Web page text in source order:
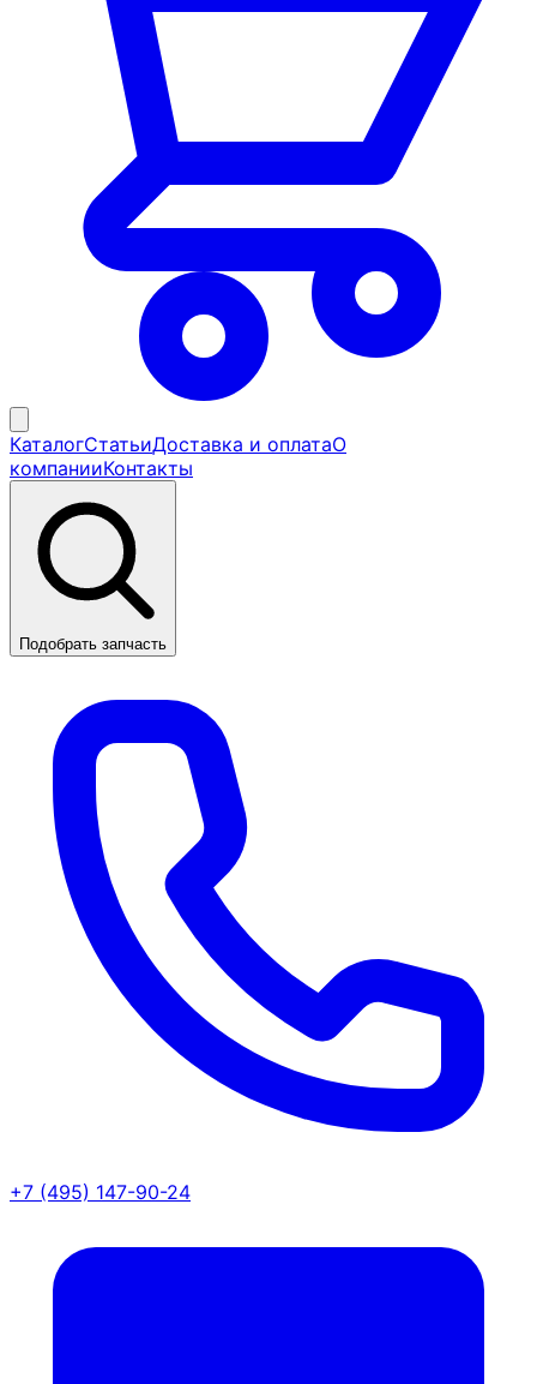
КаталогСтатьиДоставка и оплатаО
компанииКонтакты
Подобрать запчасть
+7 (495) 147-90-24